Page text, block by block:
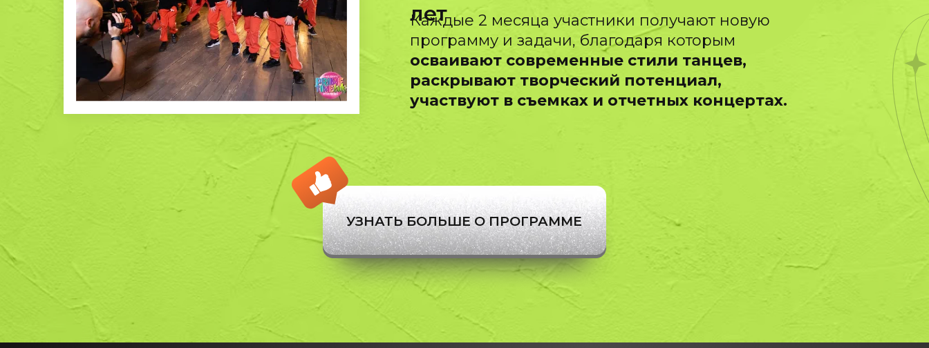
лет
Каждые 2 месяца участники получают новую
программу и задачи, благодаря которым
осваивают современные стили танцев,
раскрывают творческий потенциал,
участвуют в съемках и отчетных концертах.
УЗНАТЬ БОЛЬШЕ О ПРОГРАММЕ